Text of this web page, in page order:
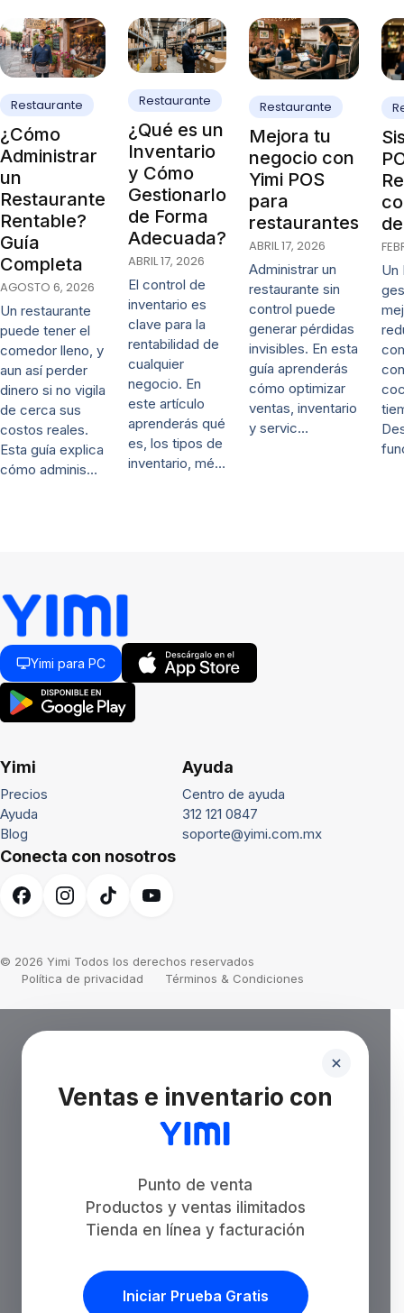
Restaurante
¿Cómo
Administrar
un
Restaurante
Rentable?
Guía
Completa
AGOSTO 6, 2026
Un restaurante
puede tener el
comedor lleno, y
aun así perder
dinero si no vigila
de cerca sus
costos reales.
Esta guía explica
cómo adminis…
Restaurante
¿Qué es un
Inventario
y Cómo
Gestionarlo
de Forma
Adecuada?
ABRIL 17, 2026
El control de
inventario es
clave para la
rentabilidad de
cualquier
negocio. En
este artículo
aprenderás qué
es, los tipos de
inventario, mé…
Restaurante
Mejora tu
negocio con
Yimi POS
para
restaurantes
ABRIL 17, 2026
Administrar un
restaurante sin
control puede
generar pérdidas
invisibles. En esta
guía aprenderás
cómo optimizar
ventas, inventario
y servic…
Un
Yimi para PC
Yimi
Precios
Ayuda
Blog
Ayuda
Centro de ayuda
312 121 0847
soporte@yimi.com.mx
Conecta con nosotros
© 2026 Yimi Todos los derechos reservados
Política de privacidad
Términos & Condiciones
Ventas e inventario con
Punto de venta
Productos y ventas ilimitados
Tienda en línea y facturación
Iniciar Prueba Gratis